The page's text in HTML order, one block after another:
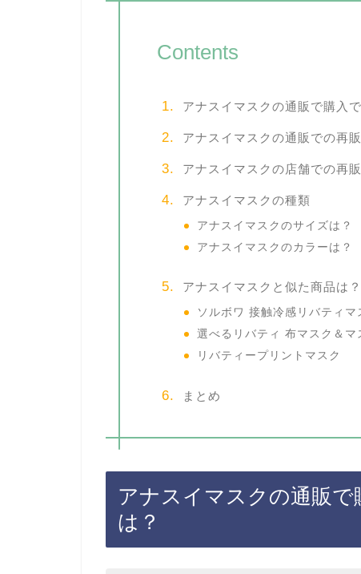
Contents
アナスイマスクの通販で購入
アナスイマスクの通販での再
アナスイマスクの店舗での再
アナスイマスクの種類
アナスイマスクのサイズは？
アナスイマスクのカラーは？
アナスイマスクと似た商品は？
ソルボワ 接触冷感リバティマ
選べるリバティ 布マスク＆マ
リバティープリントマスク
まとめ
アナスイマスクの通販
は？